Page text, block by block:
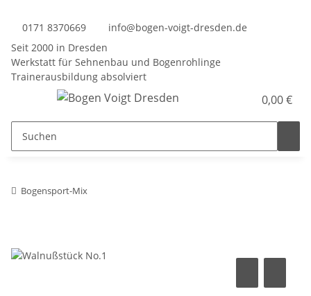
0171 8370669
info@bogen-voigt-dresden.de
Seit 2000 in Dresden
Werkstatt für Sehnenbau und Bogenrohlinge
Trainerausbildung absolviert
0,00 €
Bogensport-Mix